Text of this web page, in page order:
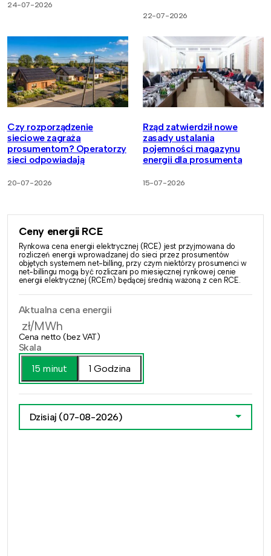
24-07-2026
22-07-2026
Czy rozporządzenie
sieciowe zagraża
prosumentom? Operatorzy
sieci odpowiadają
20-07-2026
Rząd zatwierdził nowe
zasady ustalania
pojemności magazynu
energii dla prosumenta
15-07-2026
Ceny energii RCE
Rynkowa cena energii elektrycznej (RCE) jest przyjmowana do
rozliczeń energii wprowadzanej do sieci przez prosumentów
objętych systemem net-billing, przy czym niektórzy prosumenci w
net-billingu mogą być rozliczani po miesięcznej rynkowej cenie
energii elektrycznej (RCEm) będącej średnią ważoną z cen RCE.
Aktualna cena energii
zł/MWh
Cena netto (bez VAT)
Skala
15 minut
1 Godzina
Dzisiaj (07-08-2026)